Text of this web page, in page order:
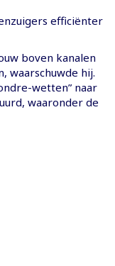
efficiënter
boven kanalen
waarschuwde hij.
wetten” naar
waaronder de